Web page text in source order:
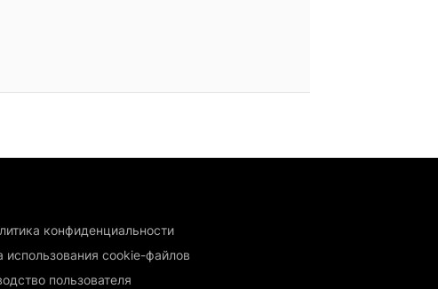
конфиденциальности
использования cookie-файлов
пользователя